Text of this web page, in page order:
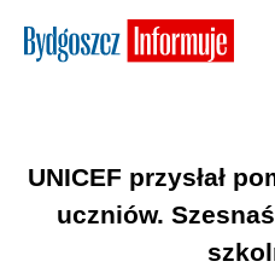
UNICEF przysłał
uczniów.